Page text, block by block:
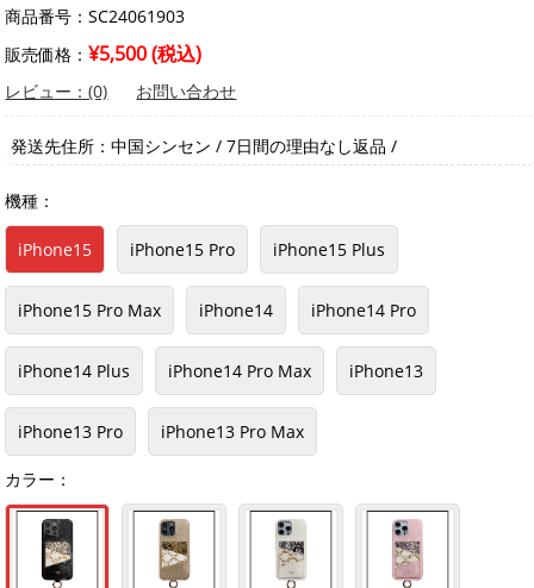
商品番号：SC24061903
販売価格：¥5,500 (税込)
レビュー：(0) お問い合わせ
発送先住所：中国シンセン / 7日間の理由なし返品 /
機種：
iPhone15 iPhone15 Pro iPhone15 Plus
iPhone15 Pro Max iPhone14 iPhone14 Pro
iPhone14 Plus iPhone14 Pro Max iPhone13
iPhone13 Pro iPhone13 Pro Max
カラー：